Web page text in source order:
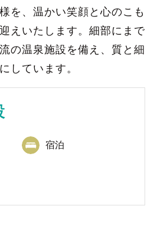
を、温かい笑顔と心のこも
えいたします。細部にまで
の温泉施設を備え、質と細
しています。
宿泊